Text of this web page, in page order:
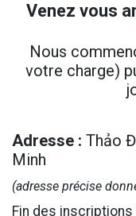
Venez vous
Nous
votre charge)
Adresse : Thảo
Minh
(adresse précise
Fin des